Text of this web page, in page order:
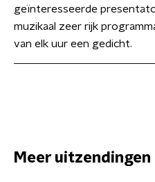
geïnteresseerde
muzikaal zeer rijk
van elk uur een gedicht.
Meer uitzendingen